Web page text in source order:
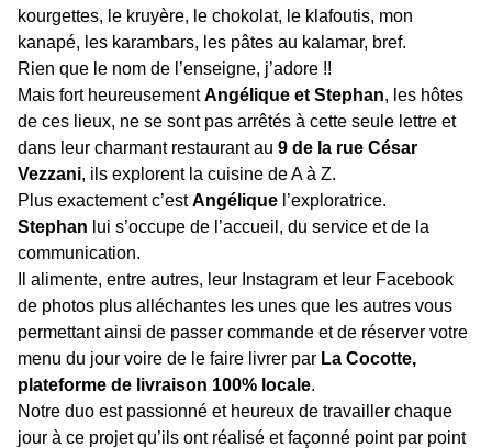
kourgettes, le kruyère, le chokolat, le klafoutis, mon
kanapé, les karambars, les pâtes au kalamar, bref.
Rien que le nom de l’enseigne, j’adore !!
Mais fort heureusementAngélique et Stephan, les hôtes
de ces lieux, ne se sont pas arrêtés à cette seule lettre et
dans leur charmant restaurant au 9 de la rue César
Vezzani, ils explorent la cuisine de A à Z.
Plus exactement c’estAngélique l’exploratrice.
Stephan lui s’occupe de l’accueil, du service et de la
communication.
Il alimente, entre autres, leur Instagram et leur Facebook
de photos plus alléchantes les unes que les autres vous
permettant ainsi de passer commande et de réserver votre
menu du jour voire de le faire livrer par La Cocotte,
plateforme de livraison 100% locale.
Notre duo est passionné et heureux de travailler chaque
jour à ce projet qu’ils ont réalisé et façonné point par point